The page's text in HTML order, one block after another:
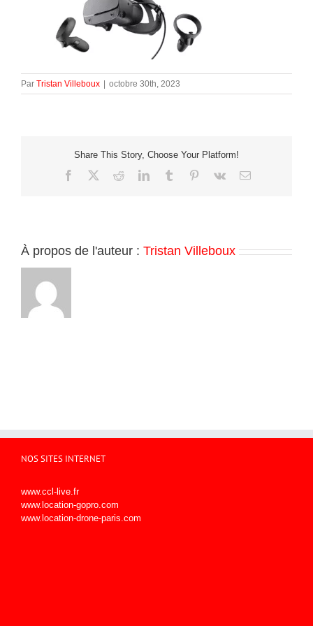
Par Tristan Villeboux octobre 30th, 2023
Share This Story, Choose Your Platform!
Facebook RedditLinkedInTumblr Pinterest
Vk Email
À propos de l'auteur : Tristan Villeboux
NOS SITES INTERNET
www.ccl-live.fr
www.location-gopro.com
www.location-drone-paris.com